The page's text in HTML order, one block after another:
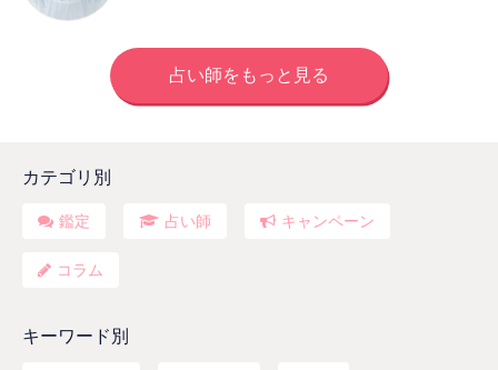
占い師をもっと見る
カテゴリ別
鑑定 占い師 キャンペーン
コラム
キーワード別